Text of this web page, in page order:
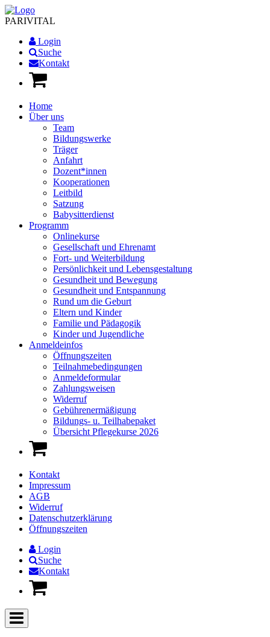
PARIVITAL
Login
Suche
Kontakt
Home
Über uns
Team
Bildungswerke
Träger
Anfahrt
Dozent*innen
Kooperationen
Leitbild
Satzung
Babysitterdienst
Programm
Onlinekurse
Gesellschaft und Ehrenamt
Fort- und Weiterbildung
Persönlichkeit und Lebensgestaltung
Gesundheit und Bewegung
Gesundheit und Entspannung
Rund um die Geburt
Eltern und Kinder
Familie und Pädagogik
Kinder und Jugendliche
Anmeldeinfos
Öffnungszeiten
Teilnahmebedingungen
Anmeldeformular
Zahlungsweisen
Widerruf
Gebührenermäßigung
Bildungs- u. Teilhabepaket
Übersicht Pflegekurse 2026
Kontakt
Impressum
AGB
Widerruf
Datenschutzerklärung
Öffnungszeiten
Login
Suche
Kontakt